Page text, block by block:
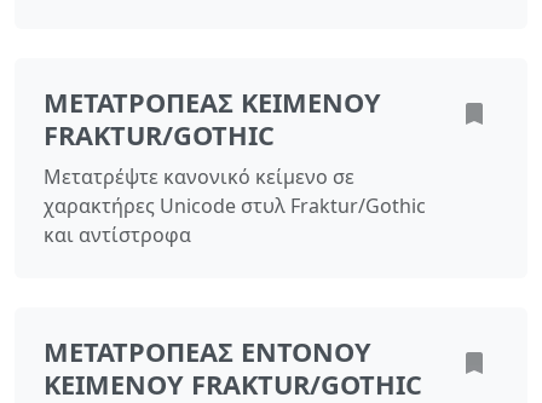
ΜΕΤΑΤΡΟΠΈΑΣ ΚΕΙΜΈΝΟΥ
FRAKTUR/GOTHIC
Μετατρέψτε κανονικό κείμενο σε
χαρακτήρες Unicode στυλ Fraktur/Gothic
και αντίστροφα
ΜΕΤΑΤΡΟΠΈΑΣ ΈΝΤΟΝΟΥ
ΚΕΙΜΈΝΟΥ FRAKTUR/GOTHIC